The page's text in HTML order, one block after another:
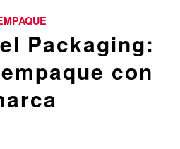
Packaging:
con